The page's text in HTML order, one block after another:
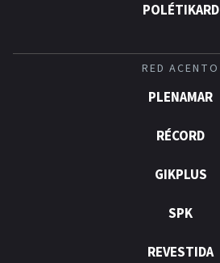
POLÉTIKARD
RED ACENTO
PLENAMAR
RÉCORD
GIKPLUS
SPK
REVESTIDA